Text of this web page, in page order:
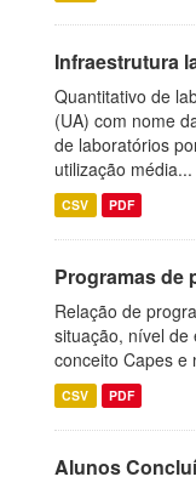
Infraestrutura
Quantitativo de
(UA) com nome
de laboratórios
utilização média...
CSV PDF
Programas de
Relação de
situação, nível de
conceito Capes e
CSV PDF
Alunos